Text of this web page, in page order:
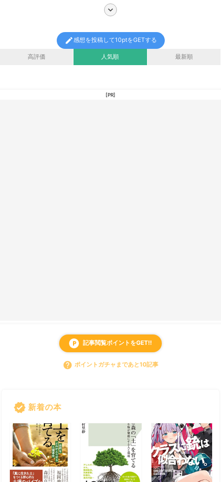
chevron_right
高評価 人気順 最新順
edit感想を投稿して10ptをGETする
[PR]
local_parking 記事閲覧ポイントをGET!!
help ポイントガチャまであと10記事
verified 新着の本